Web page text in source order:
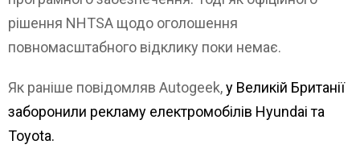
рішення NHTSA щодо оголошення
повномасштабного відклику поки немає.
Як раніше повідомляв Autogeek,у Великій Британії
заборонили рекламу електромобілів Hyundai та
Toyota.